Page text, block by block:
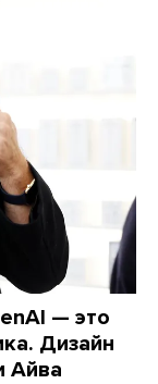
— это
Дизайн
Айва